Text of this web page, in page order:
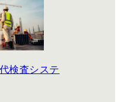
検査システ